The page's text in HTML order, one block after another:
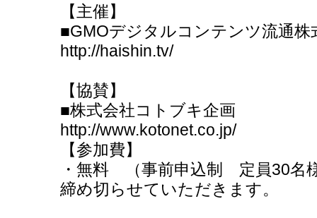
【主催】
■GMOデジタルコンテンツ流通株
http://haishin.tv/
【協賛】
■株式会社コトブキ企画
http://www.kotonet.co.jp/
【参加費】
・無料 （事前申込制 定員30
締め切らせていただきます。